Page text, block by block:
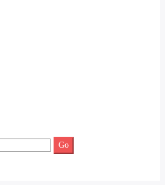
า-บ้านที่ดิน